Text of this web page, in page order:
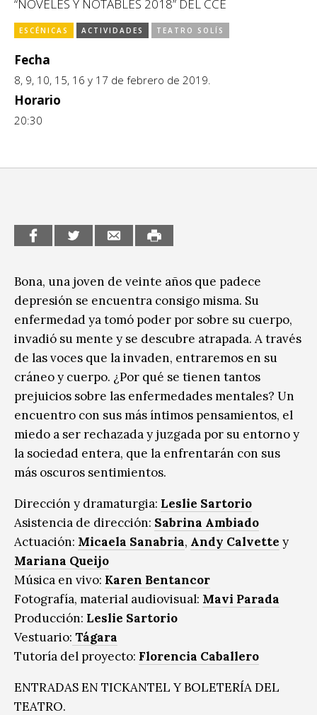
CCE en el interior/libros
Exposiciones
Formación
Género y Diversidad
Infantil y Juvenil
Sin categoría
“NOVELES Y NOTABLES 2018” DEL CCE
ESCÉNICAS ACTIVIDADES TEATRO SOLÍS
Fecha
8, 9, 10, 15, 16 y 17 de febrero de 2019.
Horario
20:30
Bona, una joven de veinte años que padece
depresión se encuentra consigo misma. Su
enfermedad ya tomó poder por sobre su cuerpo,
invadió su mente y se descubre atrapada. A través
de las voces que la invaden, entraremos en su
cráneo y cuerpo. ¿Por qué se tienen tantos
prejuicios sobre las enfermedades mentales? Un
encuentro con sus más íntimos pensamientos, el
miedo a ser rechazada y juzgada por su entorno y
la sociedad entera, que la enfrentarán con sus
más oscuros sentimientos.
Dirección y dramaturgia: Leslie Sartorio
Asistencia de dirección: Sabrina Ambiado
Actuación: Micaela Sanabria, Andy Calvette y
Mariana Queijo
Música en vivo: Karen Bentancor
Fotografía, material audiovisual: Mavi Parada
Producción: Leslie Sartorio
Vestuario: Tágara
Tutoría del proyecto: Florencia Caballero
ENTRADAS EN TICKANTEL Y BOLETERÍA DEL
TEATRO.